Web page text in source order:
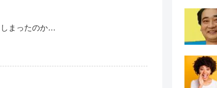
しまったのか…